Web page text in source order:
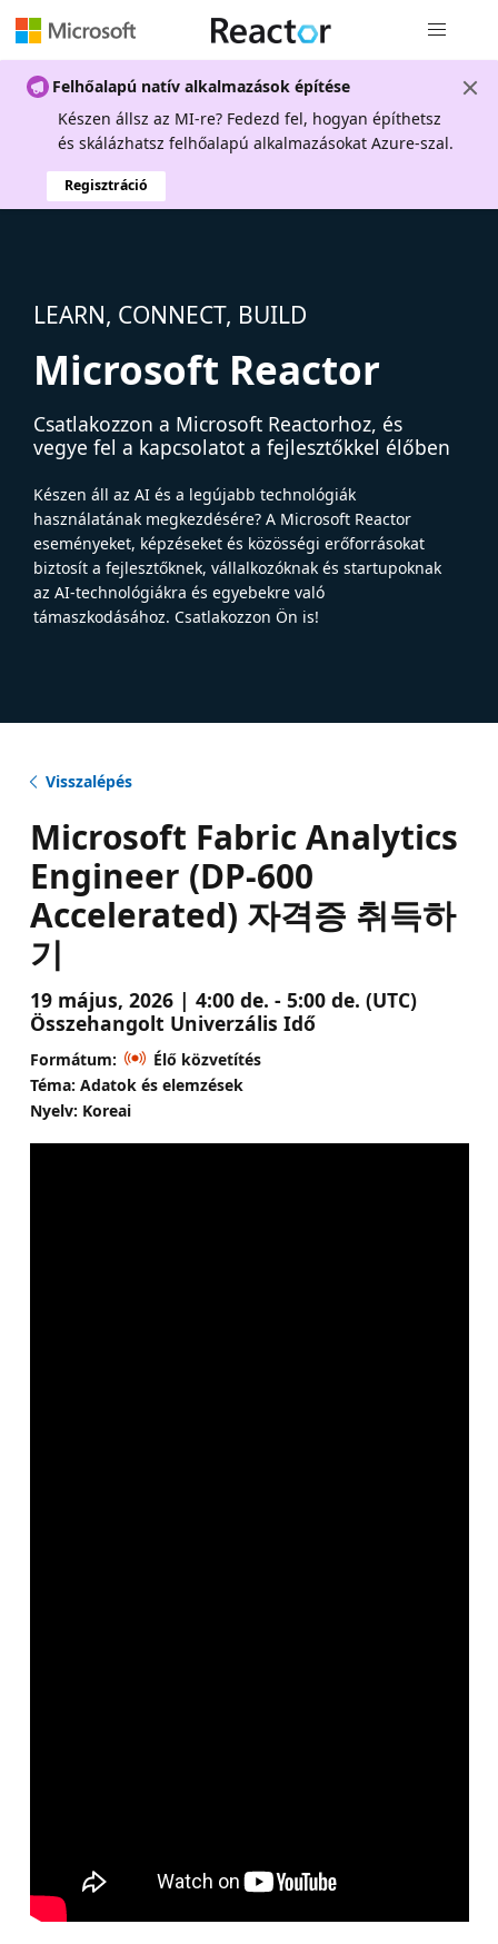
Felhőalapú natív alkalmazások építése
Készen állsz az MI-re? Fedezd fel, hogyan építhetsz
és skálázhatsz felhőalapú alkalmazásokat Azure-szal.
Regisztráció
LEARN, CONNECT, BUILD
Microsoft Reactor
Csatlakozzon a Microsoft Reactorhoz, és
vegye fel a kapcsolatot a fejlesztőkkel élőben
Készen áll az AI és a legújabb technológiák
használatának megkezdésére? A Microsoft Reactor
eseményeket, képzéseket és közösségi erőforrásokat
biztosít a fejlesztőknek, vállalkozóknak és startupoknak
az AI-technológiákra és egyebekre való
támaszkodásához. Csatlakozzon Ön is!
Visszalépés
Microsoft Fabric Analytics
Engineer (DP-600
Accelerated) 자격증 취득하
기
19 május, 2026 | 4:00 de. - 5:00 de. (UTC)
Összehangolt Univerzális Idő
Formátum:
Élő közvetítés
Téma: Adatok és elemzések
Nyelv: Koreai